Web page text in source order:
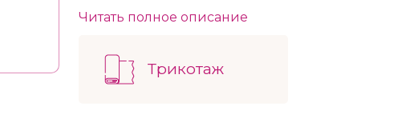
декорирования одежды. Состав 65% полиэстер
Читать полное описание
Трикотаж